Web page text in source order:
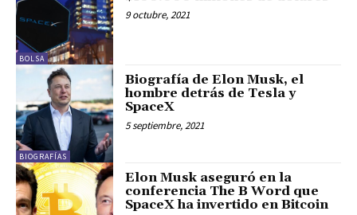
BOLSA
9 octubre, 2021
BIOGRAFÍAS
Biografía de Elon Musk, el
hombre detrás de Tesla y
SpaceX
5 septiembre, 2021
Elon Musk aseguró en la
conferencia The B Word que
SpaceX ha invertido en Bitcoin